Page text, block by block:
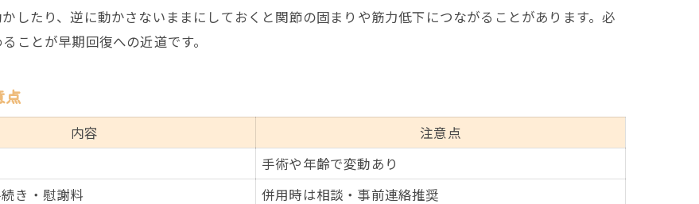
したり、逆に動かさないままにしておくと関節の固まりや筋力低下につながることがあります。必
ことが早期回復への近道です。
点
内容
注意点
手術や年齢で変動あり
き・慰謝料 併用時は相談・事前連絡推奨